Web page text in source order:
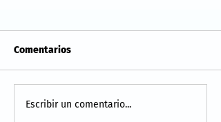
Comentarios
Escribir un comentario...